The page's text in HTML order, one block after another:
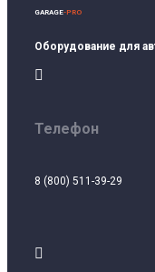
GARAGE-PRO
Оборудование для

Телефон
8 (800) 511-39-29
